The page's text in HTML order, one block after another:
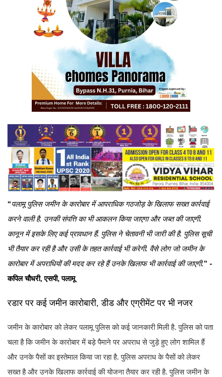
“पलामू पुलिस जमीन के कारोबार में आपराधिक गठजोड़ के खिलाफ सख्त कार्रवाई
करने वाली है. उनकी संपत्ति का भी आकलन किया जाएगा और जब्त की जाएगी.
कानून में इसके लिए कई प्रावधान हैं. पुलिस ने चेतावनी भी जारी की है. पुलिस सूची
भी तैयार कर रही है और उसी के तहत कार्रवाई भी करेगी. वैसे लोग जो जमीन के
कारोबार में अपराधियों की मदद कर रहे हैं उनके खिलाफ भी कार्रवाई की जाएगी.” -
कपिल चौधरी, एसपी, पलामू
रडार पर कई जमीन कारोबारी, डीड और एग्रीमेंट पर भी नजर
जमीन के कारोबार को लेकर पलामू पुलिस को कई जानकारी मिली है. पुलिस को पता
चला है कि जमीन के कारोबार में बड़े पैमाने पर अपराध से जुड़े हुए लोग शामिल हैं
और उनके पैसों का इस्तेमाल किया जा रहा है. पुलिस अपराध के पैसों को लेकर
सख्त है और उनके खिलाफ कार्रवाई की योजना तैयार कर रही है. पुलिस जमीन के